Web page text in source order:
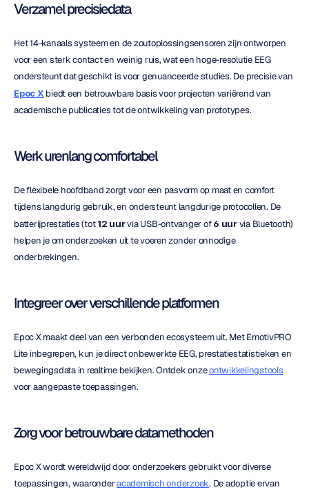
Verzamel precisiedata
Het 14-kanaals systeem en de zoutoplossingsensoren zijn ontworpen
voor een sterk contact en weinig ruis, wat een hoge-resolutie EEG
Epoc X biedt een betrouwbare basis voor projecten variërend van
academische publicaties tot de ontwikkeling van prototypes.
Werk urenlang comfortabel
De flexibele hoofdband zorgt voor een pasvorm op maat en comfort
tijdens langdurig gebruik, en ondersteunt langdurige protocollen. De
batterijprestaties (tot 12 uur via USB-ontvanger of 6 uur via Bluetooth)
helpen je om onderzoeken uit te voeren zonder onnodige
onderbrekingen.
Integreer over verschillende platformen
Epoc X maakt deel van een verbonden ecosysteem uit. Met EmotivPRO
Lite inbegrepen, kun je direct onbewerkte EEG, prestatiestatistieken en
bewegingsdata in realtime bekijken. Ontdek onze ontwikkelingstools
voor aangepaste toepassingen.
Zorg voor betrouwbare datamethoden
Epoc X wordt wereldwijd door onderzoekers gebruikt voor diverse
toepassingen, waaronder academisch onderzoek. De adoptie ervan